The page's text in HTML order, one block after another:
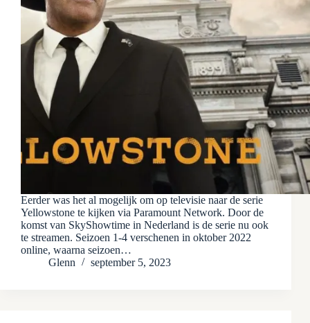
Eerder was het al mogelijk om op televisie naar de serie
Yellowstone te kijken via Paramount Network. Door de
komst van SkyShowtime in Nederland is de serie nu ook
te streamen. Seizoen 1-4 verschenen in oktober 2022
online, waarna seizoen…
Glenn
september 5, 2023